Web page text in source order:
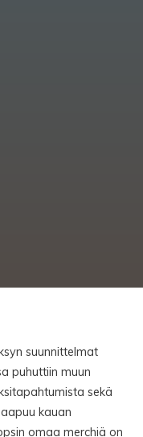
suunnittelmat
puhuttiin muun
sekä
kauan
omaa merchiä on